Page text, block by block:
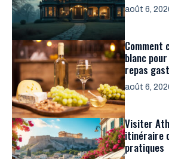
août 6,
Comment
blanc
repas
août 6,
Visiter
itinéraire
pratiques